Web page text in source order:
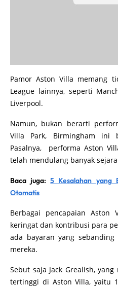
Pamor Aston Villa memang
League lainnya, seperti
Liverpool.
Namun, bukan berarti
Villa Park, Birmingham ini
Pasalnya, performa Aston
telah mendulang banyak
Baca juga:5 Kesalahan yang
Otomatis
Berbagai pencapaian
keringat dan kontribusi para
ada bayaran yang
mereka.
Sebut saja Jack Grealish,
tertinggi di Aston Villa, yaitu